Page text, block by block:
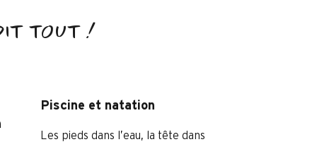
TOUT !
Piscine et natation
Les pieds dans l’eau, la tête dans